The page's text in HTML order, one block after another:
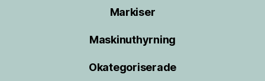
Markiser
Maskinuthyrning
Okategoriserade